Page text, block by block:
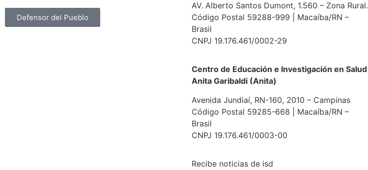
Defensor del Pueblo
AV. Alberto Santos Dumont, 1.560 – Zona Rural.
Código Postal 59288-999 | Macaíba/RN –
Brasil
CNPJ 19.176.461/0002-29
Centro de Educación e Investigación en Salud
Anita Garibaldi (Anita)
Avenida Jundiaí, RN-160, 2010 – Campinas
Código Postal 59285-668 | Macaíba/RN –
Brasil
CNPJ 19.176.461/0003-00
Recibe noticias de isd